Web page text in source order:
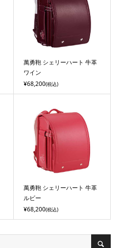
萬勇鞄 シェリーハート 牛革
ワイン
¥68,200(税込)
萬勇鞄 シェリーハート 牛革
ルビー
¥68,200(税込)